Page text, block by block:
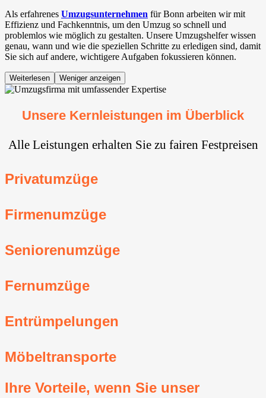
Als erfahrenes Umzugsunternehmen für Bonn arbeiten wir mit
Effizienz und Fachkenntnis, um den Umzug so schnell und
problemlos wie möglich zu gestalten. Unsere Umzugshelfer wissen
genau, wann und wie die speziellen Schritte zu erledigen sind, damit
Sie sich auf andere, wichtigere Aufgaben fokussieren können.
Weiterlesen Weniger anzeigen
Unsere Kernleistungen im Überblick
Alle Leistungen erhalten Sie zu fairen Festpreisen
Privatumzüge
Firmenumzüge
Seniorenumzüge
Fernumzüge
Entrümpelungen
Möbeltransporte
Ihre Vorteile, wenn Sie unser